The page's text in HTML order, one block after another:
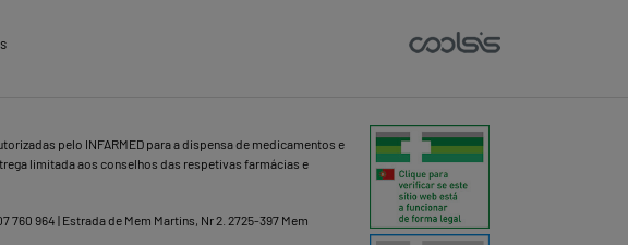
pelo INFARMED para a dispensa de medicamentos e
limitada aos conselhos das respetivas farmácias e
760 964 | Estrada de Mem Martins, Nr 2. 2725-397 Mem